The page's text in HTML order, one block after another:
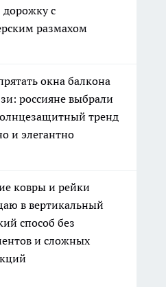
дорожку с
размахом
окна балкона
россияне выбрали
тренд
и элегантно
ковры и рейки
в вертикальный
способ без
и сложных